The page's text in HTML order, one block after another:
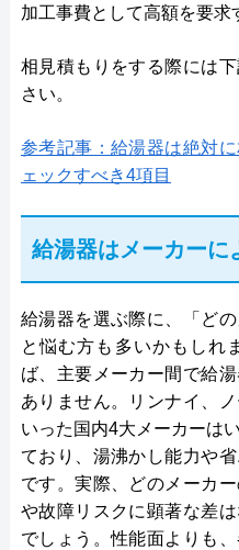
加工事費として高額を要求
相見積もりをする際には
さい。
参考記事：給湯器は絶対
ェックすべき4項目
給湯器はメーカーに
給湯器を選ぶ際に、「ど
と悩む方も多いかもしれ
ば、主要メーカー間で給
ありません。リンナイ、
いった国内4大メーカーは
ており、湯沸かし能力や
です。実際、どのメーカ
や故障リスクに顕著な差
でしょう。性能面よりも